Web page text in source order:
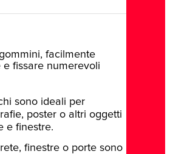
facilmente
fissare numerevoli
sono ideali per
poster o altri oggetti
e finestre.
finestre o porte sono